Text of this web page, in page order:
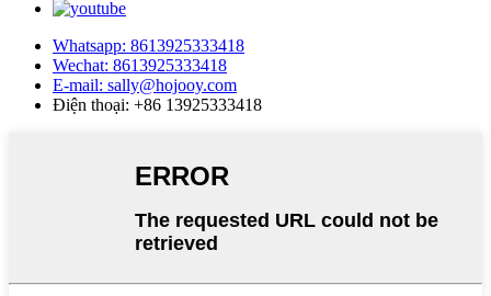
Whatsapp: 8613925333418
Wechat: 8613925333418
E-mail: sally@hojooy.com
Điện thoại: +86 13925333418